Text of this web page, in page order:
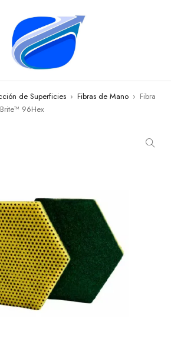
de Superficies › Fibras de Mano › Fibra
96Hex